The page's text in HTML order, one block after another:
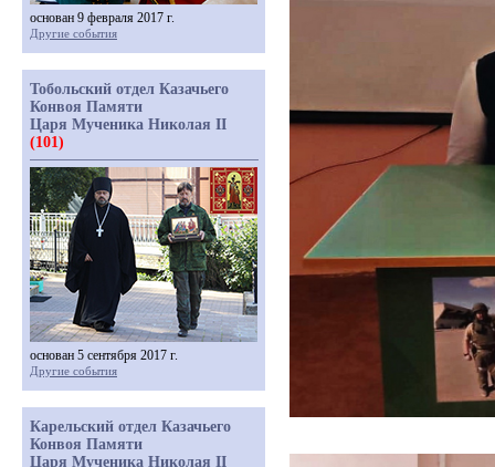
основан 9 февраля 2017 г.
Другие события
Тобольский отдел Казачьего
Конвоя Памяти
Царя Мученика Николая II
(101)
основан 5 сентября 2017 г.
Другие события
Карельский отдел Казачьего
Конвоя Памяти
Царя Мученика Николая II